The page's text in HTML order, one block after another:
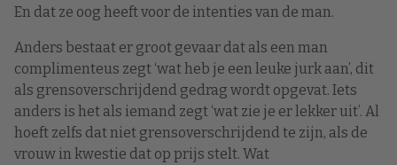
En dat ze oog heeft voor de intenties van de man.
Anders bestaat er groot gevaar dat als een man
complimenteus zegt ‘wat heb je een leuke jurk aan’, dit
als grensoverschrijdend gedrag wordt opgevat. Iets
anders is het als iemand zegt ‘wat zie je er lekker uit’. Al
hoeft zelfs dat niet grensoverschrijdend te zijn, als de
vrouw in kwestie dat op prijs stelt. Wat